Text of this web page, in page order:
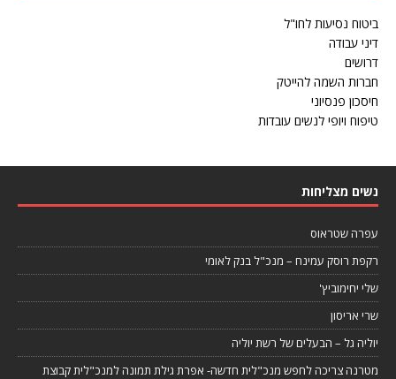
ביטוח נסיעות לחו"ל
דיני עבודה
דרושים
חברות השמה להייטק
חיסכון פנסיוני
טיפוח ויופי לנשים עובדות
נשים מצליחות
עפרה שטראוס
רקפת רוסק עמינח – מנכ"ל בנק לאומי
שלי יחימוביץ'
שרי אריסון
יוליה גל – הבעלים של רשת יוליה
מטרנה צריכה לחפש מנכ"לית חדשה- אפרת גילת תמונה למנכ"לית קבוצת